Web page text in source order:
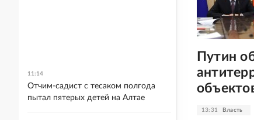
13:31 Власть
Путин
11:14
Отчим-садист с тесаком полгода
пытал пятерых детей на Алтае